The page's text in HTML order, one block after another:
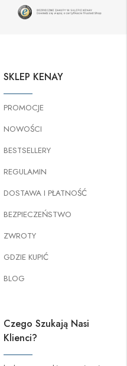
SKLEP KENAY
PROMOCJE
NOWOŚCI
BESTSELLERY
REGULAMIN
DOSTAWA I PŁATNOŚĆ
BEZPIECZEŃSTWO
ZWROTY
GDZIE KUPIĆ
BLOG
Czego Szukają Nasi
Klienci?